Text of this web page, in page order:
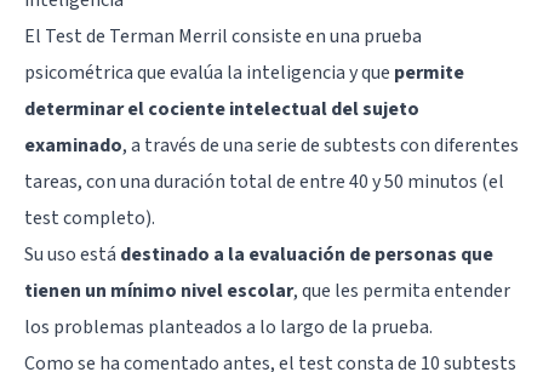
El Test de Terman Merril consiste en una prueba
psicométrica que evalúa la inteligencia y que permite
determinar el cociente intelectual del sujeto
examinado, a través de una serie de subtests con diferentes
tareas, con una duración total de entre 40 y 50 minutos (el
test completo).
Su uso está destinado a la evaluación de personas que
tienen un mínimo nivel escolar, que les permita entender
los problemas planteados a lo largo de la prueba.
Como se ha comentado antes, el test consta de 10 subtests